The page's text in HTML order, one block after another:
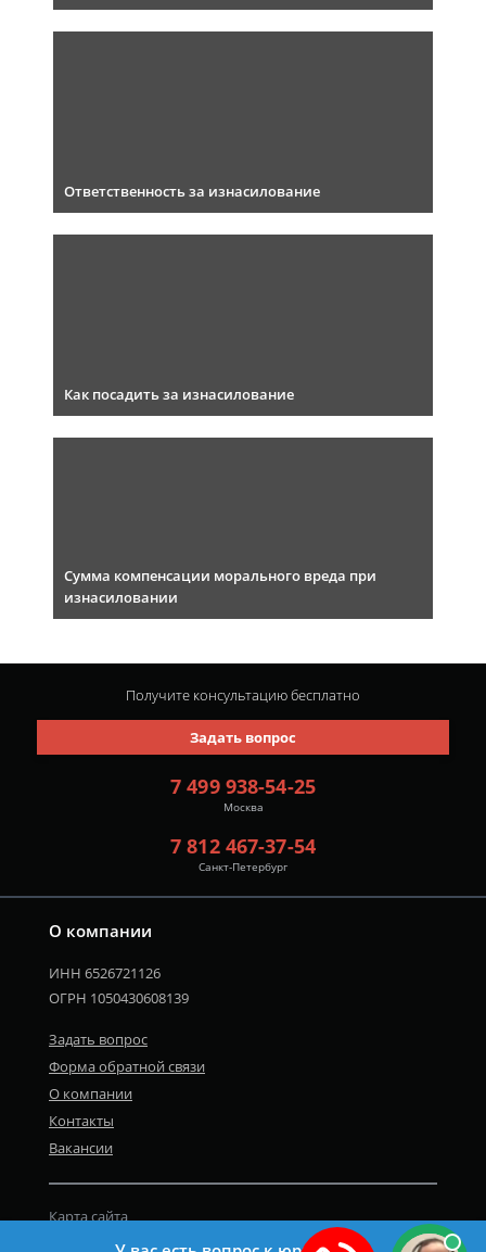
Ответственность за изнасилование
Как посадить за изнасилование
Сумма компенсации морального вреда при
изнасиловании
О компании
ИНН 6526721126
ОГРН 1050430608139
Задать вопрос
Форма обратной связи
О компании
Контакты
Вакансии
Карта сайта
Политика персональных данных
7 499 938-54-25
Москва
7 812 467-37-54
Санкт-Петербург
Задать вопрос
Получите консультациюбесплатно